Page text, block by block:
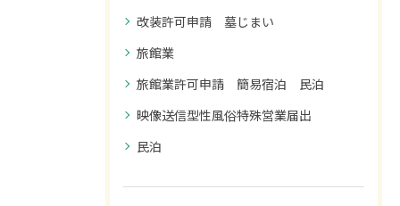
改装許可申請 墓じまい
旅館業
旅館業許可申請 簡易宿泊 民泊
映像送信型性風俗特殊営業届出
民泊